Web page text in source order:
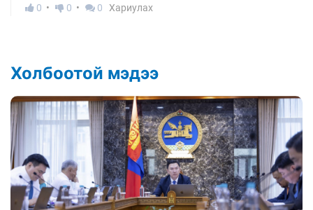
0
0 0 Хариулах
Холбоотой мэдээ